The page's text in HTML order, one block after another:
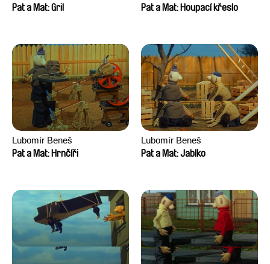
Pat a Mat: Gril
Pat a Mat: Houpací křeslo
Lubomír Beneš
Pat a Mat: Hrnčíři
Lubomír Beneš
Pat a Mat: Jablko